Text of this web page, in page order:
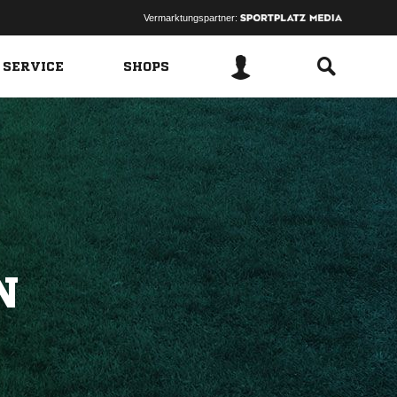
Vermarktungspartner:
SHOPS